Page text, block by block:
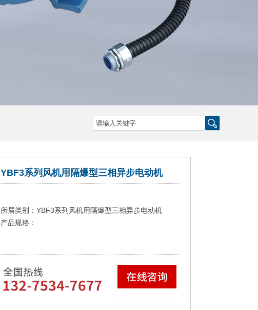
YBF3系列风机用隔爆型三相异步电动机
所属类别：YBF3系列风机用隔爆型三相异步电动机
产品规格：